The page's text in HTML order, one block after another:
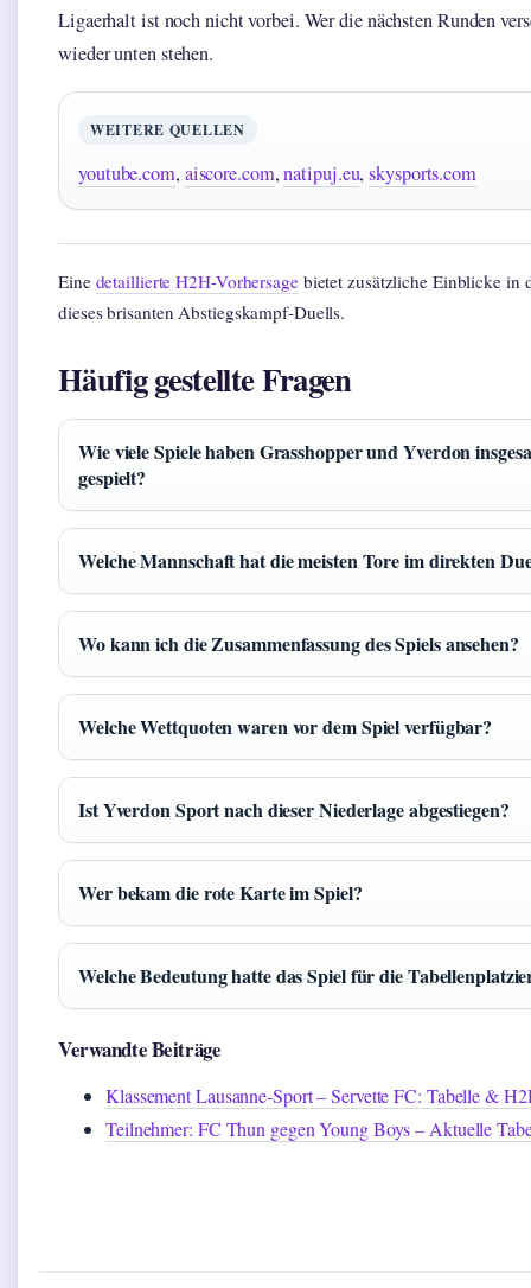
Ligaerhalt ist noch nicht vorbei. Wer die nächsten Runden
wieder unten stehen.
WEITERE QUELLEN
youtube.com, aiscore.com,natipuj.eu,skysports.com
Eine detaillierte H2H-Vorhersagebietet zusätzliche Einblicke in
dieses brisanten Abstiegskampf-Duells.
Häufig gestellte Fragen
Wie viele Spiele haben Grasshopper und Yverdon
gespielt?
Welche Mannschaft hat die meisten Tore im direkten
Wo kann ich die Zusammenfassung des Spiels ansehen?
Welche Wettquoten waren vor dem Spiel verfügbar?
Ist Yverdon Sport nach dieser Niederlage abgestiegen?
Wer bekam die rote Karte im Spiel?
Welche Bedeutung hatte das Spiel für die
Verwandte Beiträge
Klassement Lausanne-Sport – Servette FC: Tabelle &
Teilnehmer: FC Thun gegen Young Boys – Aktuelle